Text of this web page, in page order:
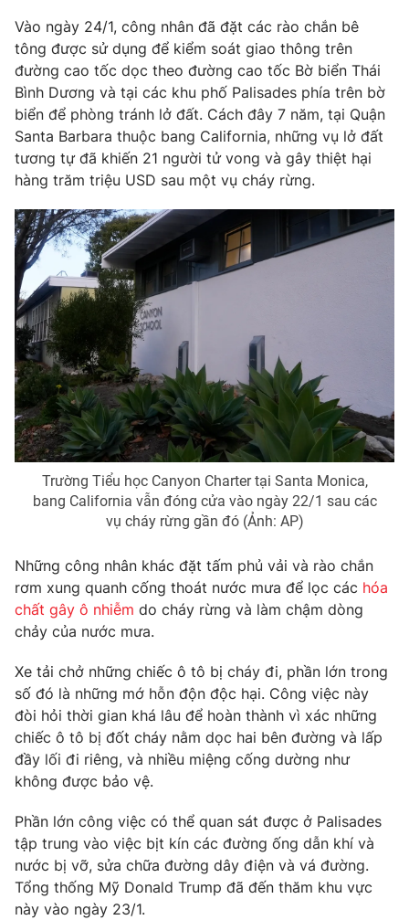
Sản phẩm
Thị trường
Tư vấn
Giao lưu trực tuyến
Lịch phát sóng
Chuyên mục khác
Emagazine Podcast
Photo Infographic
Video Shorts video
VTV Money VTV Thể thao
VTV Sức khoẻ Bất động sản
Thị trường 24h Tấm lòng Việt
VTV4 Vươn mình bằng AI
Liên hệ tòa soạn English
THỜI BÁO VTV
Theo dõi báo trên
Cơ quan chủ quản:Đài Truyền hình Việt Nam
Cơ quan báo chí:Thời báo VTV
Giấy phép hoạt động báo in và báo điện tử số 483/GP-BTTTT
cấp ngày 29/12/2023
Vào ngày 24/1, công nhân đã đặt các rào chắn bê
tông được sử dụng để kiểm soát giao thông trên
đường cao tốc dọc theo đường cao tốc Bờ biển Thái
Bình Dương và tại các khu phố Palisades phía trên bờ
biển để phòng tránh lở đất. Cách đây 7 năm, tại Quận
Santa Barbara thuộc bang California, những vụ lở đất
tương tự đã khiến 21 người tử vong và gây thiệt hại
hàng trăm triệu USD sau một vụ cháy rừng.
Trường Tiểu học Canyon Charter tại Santa Monica,
bang California vẫn đóng cửa vào ngày 22/1 sau các
vụ cháy rừng gần đó (Ảnh: AP)
Những công nhân khác đặt tấm phủ vải và rào chắn
rơm xung quanh cống thoát nước mưa để lọc các hóa
chất gây ô nhiễm do cháy rừng và làm chậm dòng
chảy của nước mưa.
Xe tải chở những chiếc ô tô bị cháy đi, phần lớn trong
số đó là những mớ hỗn độn độc hại. Công việc này
đòi hỏi thời gian khá lâu để hoàn thành vì xác những
chiếc ô tô bị đốt cháy nằm dọc hai bên đường và lấp
đầy lối đi riêng, và nhiều miệng cống dường như
không được bảo vệ.
Phần lớn công việc có thể quan sát được ở Palisades
tập trung vào việc bịt kín các đường ống dẫn khí và
nước bị vỡ, sửa chữa đường dây điện và vá đường.
Tổng thống Mỹ Donald Trump đã đến thăm khu vực
này vào ngày 23/1.